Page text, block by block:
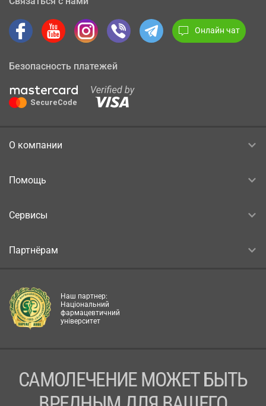
Онлайн чат
Безопасность платежей
О компании
Помощь
Сервисы
Партнёрам
Наш партнер:
Національний
фармацевтичний
університет
САМОЛЕЧЕНИЕ МОЖЕТ БЫТЬ